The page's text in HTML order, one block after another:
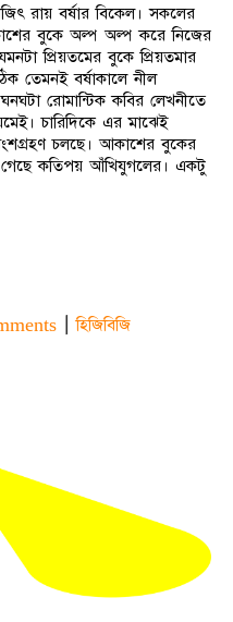
বর্ষার বিকেল। সকলের
বুকে অল্প অল্প করে নিজের
প্রিয়তমের বুকে প্রিয়তমার
তেমনই বর্ষাকালে নীল
রোমান্টিক কবির লেখনীতে
চারিদিকে এর মাঝেই
চলছে। আকাশের বুকের
গেছে কতিপয় আঁখিযুগলের। একটু
|হিজিবিজি